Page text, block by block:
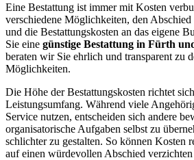
Eine Bestattung ist immer mit Kosten
verschiedene Möglichkeiten, den
und die Bestattungskosten an das eigene
Sie eine günstige Bestattung in Fürth
beraten wir Sie ehrlich und transparent zu
Möglichkeiten.
Die Höhe der Bestattungskosten richtet
Leistungsumfang. Während viele
Service nutzen, entscheiden sich andere
organisatorische Aufgaben selbst zu
schlichter zu gestalten. So können Kosten
auf einen würdevollen Abschied verzichten